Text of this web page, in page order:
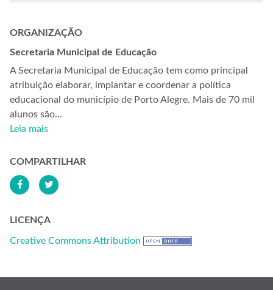
ORGANIZAÇÃO
Secretaria Municipal de Educação
A Secretaria Municipal de Educação tem como principal
atribuição elaborar, implantar e coordenar a política
educacional do município de Porto Alegre. Mais de 70 mil
alunos são...
Leia mais
COMPARTILHAR
LICENÇA
Creative Commons Attribution